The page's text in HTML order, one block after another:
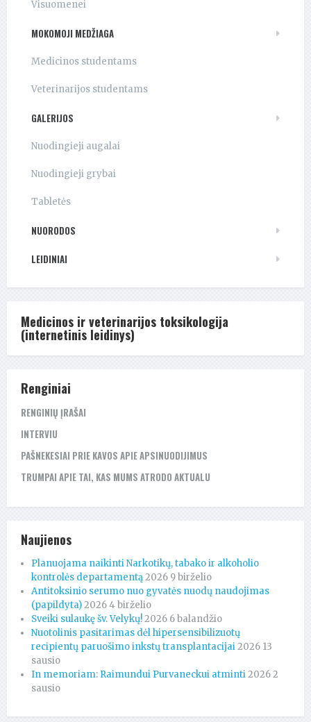
Visuomenei
MOKOMOJI MEDŽIAGA
Medicinos studentams
Veterinarijos studentams
GALERIJOS
Nuodingieji augalai
Nuodingieji grybai
Tabletės
NUORODOS
LEIDINIAI
Medicinos ir veterinarijos toksikologija
(internetinis leidinys)
Renginiai
RENGINIŲ ĮRAŠAI
INTERVIU
PAŠNEKESIAI PRIE KAVOS APIE APSINUODIJIMUS
TRUMPAI APIE TAI, KAS MUMS ATRODO AKTUALU
Naujienos
Planuojama naikinti Narkotikų, tabako ir alkoholio
kontrolės departamentą2026 9 birželio
Antitoksinio serumo nuo gyvatės nuodų naudojimas
(papildyta)2026 4 birželio
Sveiki sulaukę šv. Velykų!2026 6 balandžio
Nuotolinis pasitarimas dėl hipersensibilizuotų
recipientų paruošimo inkstų transplantacijai2026 13
sausio
In memoriam: Raimundui Purvaneckui atminti2026 2
sausio